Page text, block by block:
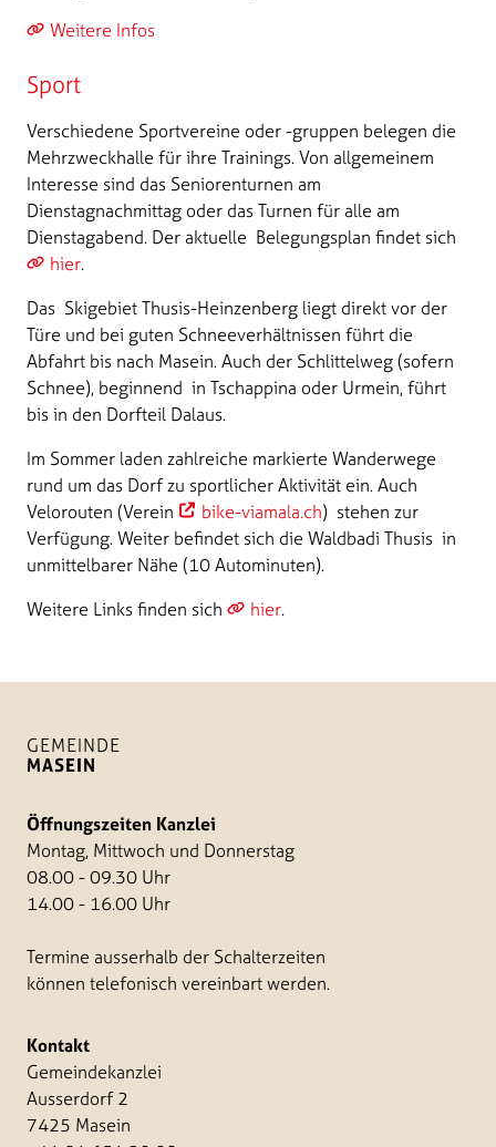
Weitere Infos
Sport
Verschiedene Sportvereine oder -gruppen belegen die
Mehrzweckhalle für ihre Trainings. Von allgemeinem
Interesse sind das Seniorenturnen am
Dienstagnachmittag oder das Turnen für alle am
Dienstagabend. Der aktuelle Belegungsplan findet sich
hier.
Das Skigebiet Thusis-Heinzenberg liegt direkt vor der
Türe und bei guten Schneeverhältnissen führt die
Abfahrt bis nach Masein. Auch der Schlittelweg (sofern
Schnee), beginnend in Tschappina oder Urmein, führt
bis in den Dorfteil Dalaus.
Im Sommer laden zahlreiche markierte Wanderwege
rund um das Dorf zu sportlicher Aktivität ein. Auch
Velorouten (Verein
bike-viamala.ch) stehen zur
Verfügung. Weiter befindet sich die Waldbadi Thusis in
unmittelbarer Nähe (10 Autominuten).
Weitere Links finden sich
hier.
GEMEINDE
MASEIN
Öffnungszeiten Kanzlei
Montag, Mittwoch und Donnerstag
08.00 - 09.30 Uhr
14.00 - 16.00 Uhr
Termine ausserhalb der Schalterzeiten
können telefonisch vereinbart werden.
Kontakt
Gemeindekanzlei
Ausserdorf 2
7425 Masein